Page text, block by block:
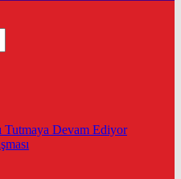
Tutmaya Devam Ediyor